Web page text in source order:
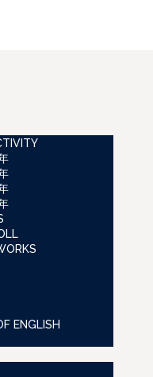
ENGLISH